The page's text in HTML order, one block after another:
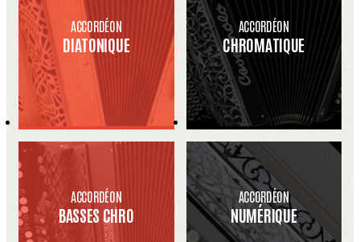
ACCORDÉON
DIATONIQUE
ACCORDÉON
CHROMATIQUE
ACCORDÉON
BASSES CHRO
ACCORDÉON
NUMÉRIQUE